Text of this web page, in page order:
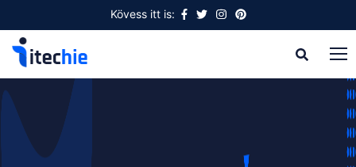
Kövess itt is: